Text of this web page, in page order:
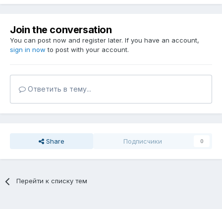
Join the conversation
You can post now and register later. If you have an account,
sign in now to post with your account.
Ответить в тему...
Share Подписчики 0
Перейти к списку тем